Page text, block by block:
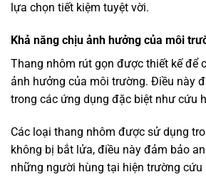
lựa chọn tiết kiệm tuyệt vời.
Khả năng chịu ảnh hưởng của môi
Thang nhôm rút gọn được thiết kế để
ảnh hưởng của môi trường. Điều này
trong các ứng dụng đặc biệt như cứu
Các loại thang nhôm được sử dụng
không bị bắt lửa, điều này đảm bảo
những người hùng tại hiện trường cứu